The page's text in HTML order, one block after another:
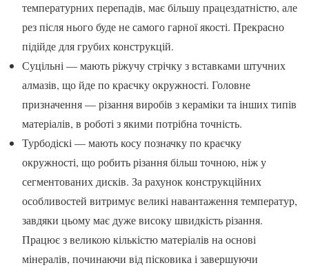
температурних перепадів, має більшу працездатністю, але
рез після нього буде не самого гарної якості. Прекрасно
підійде для грубих конструкцій.
Суцільні — мають ріжучу стрічку з вставками штучних
алмазів, що йде по краєчку окружності. Головне
призначення — різання виробів з кераміки та інших типів
матеріалів, в роботі з якими потрібна точність.
Турбодіскі — мають косу позначку по краєчку
окружності, що робить різання більш точною, ніж у
сегментованих дисків. За рахунок конструкційних
особливостей витримує великі навантаження температур,
завдяки цьому має дуже високу швидкість різання.
Працює з великою кількістю матеріалів на основі
мінералів, починаючи від пісковика і завершуючи